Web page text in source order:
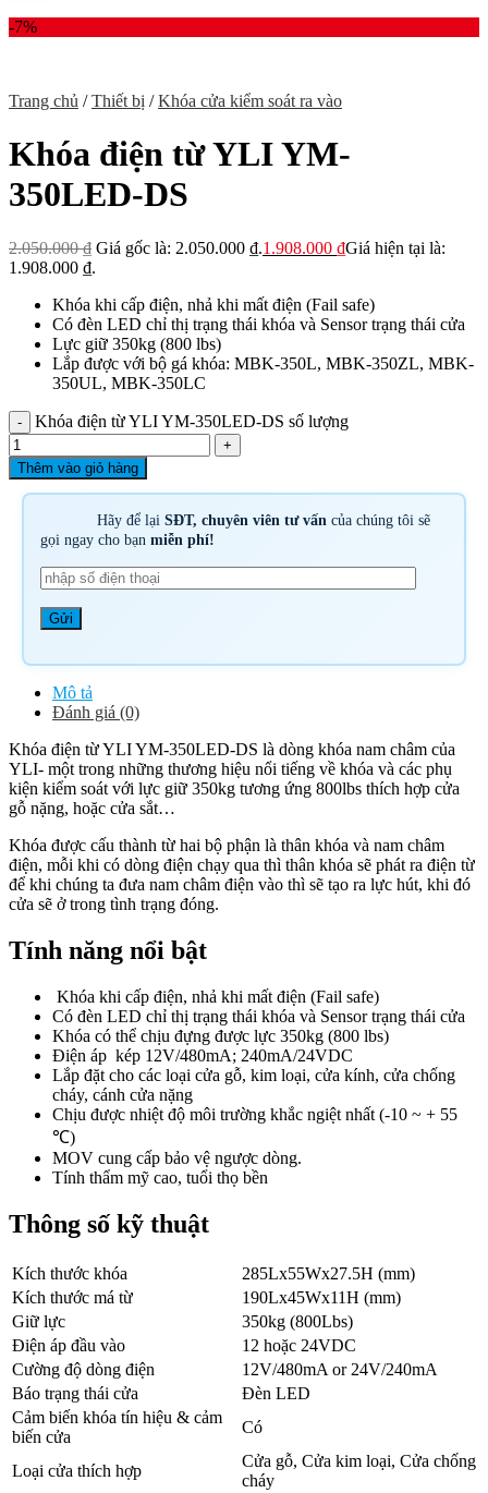
-7%
Trang chủ / Thiết bị / Khóa cửa kiểm soát ra vào
Khóa điện từ YLI YM-
350LED-DS
2.050.000₫ Giá gốc là: 2.050.000 ₫.1.908.000 ₫Giá hiện tại là:
1.908.000 ₫.
Khóa khi cấp điện, nhả khi mất điện (Fail safe)
Có đèn LED chỉ thị trạng thái khóa và Sensor trạng thái cửa
Lực giữ 350kg (800 lbs)
Lắp được với bộ gá khóa: MBK-350L, MBK-350ZL, MBK-
350UL, MBK-350LC
Khóa điện từ YLI YM-350LED-DS số lượng
Thêm vào giỏ hàng
Hãy để lạiSĐT, chuyên viên tư vấncủa chúng tôi sẽ
gọi ngay cho bạn miễn phí!
Mô tả
Đánh giá (0)
Khóa điện từ YLI YM-350LED-DS là dòng khóa nam châm của
YLI- một trong những thương hiệu nổi tiếng về khóa và các phụ
kiện kiểm soát với lực giữ 350kg tương ứng 800lbs thích hợp cửa
gỗ nặng, hoặc cửa sắt…
Khóa được cấu thành từ hai bộ phận là thân khóa và nam châm
điện, mỗi khi có dòng điện chạy qua thì thân khóa sẽ phát ra điện từ
để khi chúng ta đưa nam châm điện vào thì sẽ tạo ra lực hút, khi đó
cửa sẽ ở trong tình trạng đóng.
Tính năng nổi bật
Khóa khi cấp điện, nhả khi mất điện (Fail safe)
Có đèn LED chỉ thị trạng thái khóa và Sensor trạng thái cửa
Khóa có thể chịu đựng được lực 350kg (800 lbs)
Điện áp kép 12V/480mA; 240mA/24VDC
Lắp đặt cho các loại cửa gỗ, kim loại, cửa kính, cửa chống
cháy, cánh cửa nặng
Chịu được nhiệt độ môi trường khắc ngiệt nhất (-10 ~ + 55
℃)
MOV cung cấp bảo vệ ngược dòng.
Tính thẩm mỹ cao, tuổi thọ bền
Thông số kỹ thuật
Kích thước khóa
285Lx55Wx27.5H (mm)
Kích thước má từ
190Lx45Wx11H (mm)
Giữ lực
350kg (800Lbs)
Điện áp đầu vào
12 hoặc 24VDC
Cường độ dòng điện
12V/480mA or 24V/240mA
Báo trạng thái cửa
Đèn LED
Cảm biến khóa tín hiệu & cảm
biến cửa
Có
Loại cửa thích hợp
Cửa gỗ, Cửa kim loại, Cửa chống
cháy